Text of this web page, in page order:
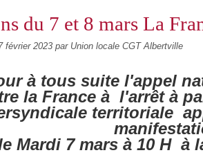
du 7 et 8 mars La
février 2023 par Union locale CGT Albertville
à tous suite l'appel
la France à l'arrêt à
territoriale
Mardi 7 mars à 10 H à